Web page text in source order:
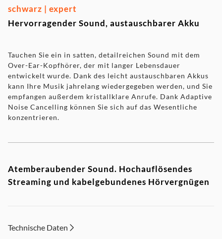
schwarz | expert
Hervorragender Sound, austauschbarer Akku
Tauchen Sie ein in satten, detailreichen Sound mit dem
Over-Ear-Kopfhörer, der mit langer Lebensdauer
entwickelt wurde. Dank des leicht austauschbaren Akkus
kann Ihre Musik jahrelang wiedergegeben werden, und Sie
empfangen außerdem kristallklare Anrufe. Dank Adaptive
Noise Cancelling können Sie sich auf das Wesentliche
konzentrieren.
Atemberaubender Sound. Hochauflösendes
Streaming und kabelgebundenes Hörvergnügen
detailreichen Sound und Dynamic Bass sorgt für satte,
Technische Daten